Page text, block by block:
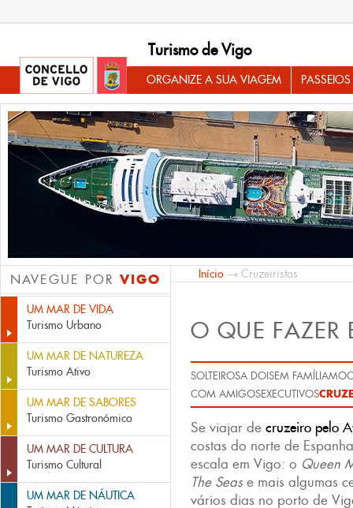
Turismo de Vigo
ORGANIZE A SUA VIAGEM
NAVEGUE POR VIGO
UM MAR DE VIDA
Turismo Urbano
UM MAR DE NATUREZA
Turismo Ativo
UM MAR DE SABORES
Turismo Gastronómico
UM MAR DE CULTURA
Turismo Cultural
UM MAR DE NÁUTICA
Início → Cruzeiristas
O QUE FAZER
SOLTEIROSA DOISEM FAMÍLIA
COM AMIGOSEXECUTIVOS
Se viajar de cruzeiro pelo
costas do norte de
escala em Vigo: o Queen
The Seas e mais algumas
vários dias no porto de